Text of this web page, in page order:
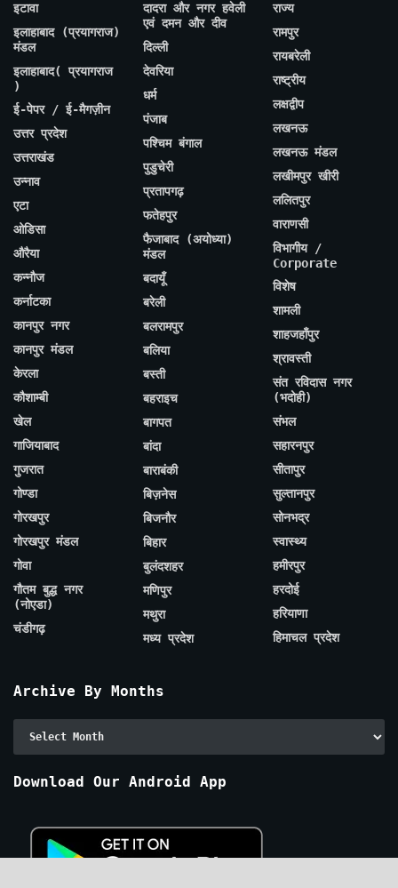
इटावा
इलाहाबाद (प्रयागराज)
मंडल
इलाहाबाद( प्रयागराज
)
ई-पेपर / ई-मैगज़ीन
उत्तर प्रदेश
उत्तराखंड
उन्नाव
एटा
ओडिसा
औरैया
कन्नौज
कर्नाटका
कानपुर नगर
कानपुर मंडल
केरला
कौशाम्बी
खेल
गाजियाबाद
गुजरात
गोण्डा
गोरखपुर
गोरखपुर मंडल
गोवा
गौतम बुद्ध नगर
(नोएडा)
चंडीगढ़
दादरा और नगर हवेली
एवं दमन और दीव
दिल्ली
देवरिया
धर्म
पंजाब
पश्चिम बंगाल
पुडुचेरी
प्रतापगढ़
फतेहपुर
फैजाबाद (अयोध्या)
मंडल
बदायूँ
बरेली
बलरामपुर
बलिया
बस्ती
बहराइच
बागपत
बांदा
बाराबंकी
बिज़नेस
बिजनौर
बिहार
बुलंदशहर
मणिपुर
मथुरा
मध्य प्रदेश
राज्य
रामपुर
रायबरेली
राष्ट्रीय
लक्षद्वीप
लखनऊ
लखनऊ मंडल
लखीमपुर खीरी
ललितपुर
वाराणसी
विभागीय /
Corporate
विशेष
शामली
शाहजहाँपुर
श्रावस्ती
संत रविदास नगर
(भदोही)
संभल
सहारनपुर
सीतापुर
सुल्तानपुर
सोनभद्र
स्वास्थ्य
हमीरपुर
हरदोई
हरियाणा
हिमाचल प्रदेश
Archive By Months
Archive
Download Our Android App